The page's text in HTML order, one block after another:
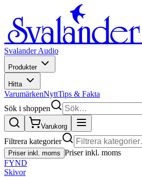
Svalander Audio
Produkter
Hitta
VarumärkenNyttTips & Fakta
Sök i shoppen
Varukorg
Filtrera kategorier
Priser inkl. moms Priser inkl. moms
FYND
Skivor